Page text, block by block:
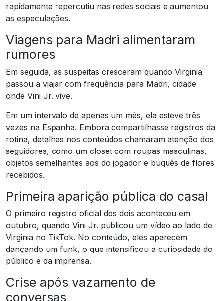
rapidamente repercutiu nas redes sociais e aumentou
as especulações.
Viagens para Madri alimentaram
rumores
Em seguida, as suspeitas cresceram quando Virginia
passou a viajar com frequência para Madri, cidade
onde Vini Jr. vive.
Em um intervalo de apenas um mês, ela esteve três
vezes na Espanha. Embora compartilhasse registros da
rotina, detalhes nos conteúdos chamaram atenção dos
seguidores, como um closet com roupas masculinas,
objetos semelhantes aos do jogador e buquês de flores
recebidos.
Primeira aparição pública do casal
O primeiro registro oficial dos dois aconteceu em
outubro, quando Vini Jr. publicou um vídeo ao lado de
Virginia no TikTok. No conteúdo, eles aparecem
dançando um funk, o que intensificou a curiosidade do
público e da imprensa.
Crise após vazamento de
conversas